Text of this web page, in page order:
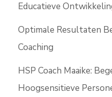
Educatieve
Optimale Resultaten
Coaching
HSP Coach Maaike:
Hoogsensitieve